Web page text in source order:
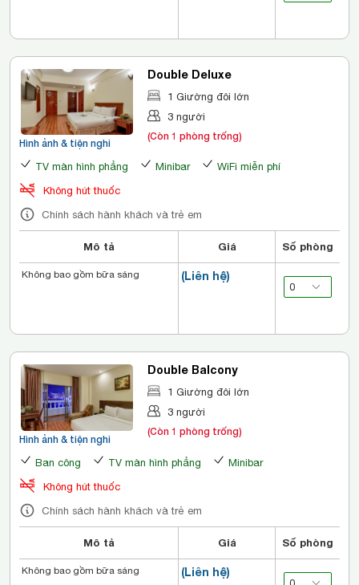
Hình ảnh & tiện nghi
Double Deluxe
1 Giường đôi lớn
3 người
(Còn 1 phòng trống)
TV màn hình phẳng Minibar
WiFi miễn phí
Không hút thuốc
Chính sách hành khách và trẻ em
Mô tả Giá Số phòng
(Liên hệ)
Không bao gồm bữa sáng
Hình ảnh & tiện nghi
Double Balcony
1 Giường đôi lớn
3 người
(Còn 1 phòng trống)
Ban công TV màn hình phẳng
Minibar
Không hút thuốc
Chính sách hành khách và trẻ em
Mô tả Giá Số phòng
(Liên hệ)
Không bao gồm bữa sáng